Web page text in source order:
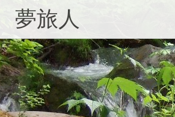
ン
ツ
へ
ス
キ
夢旅人